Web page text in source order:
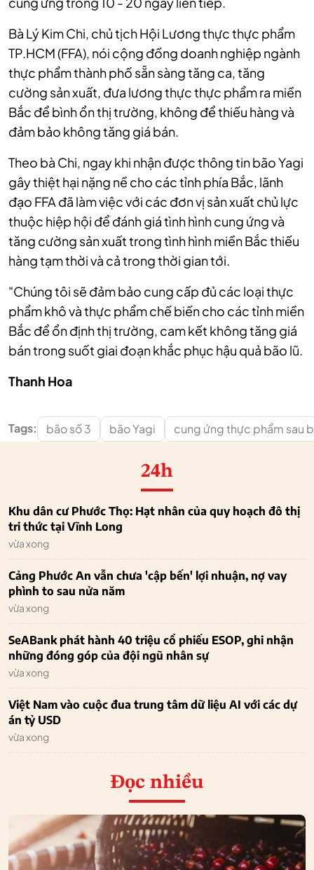
Bà Lý Kim Chi, chủ tịch Hội Lương thực thực phẩm
TP.HCM (FFA), nói cộng đồng doanh nghiệp ngành
thực phẩm thành phố sẵn sàng tăng ca, tăng
cường sản xuất, đưa lương thực thực phẩm ra miền
Bắc để bình ổn thị trường, không để thiếu hàng và
đảm bảo không tăng giá bán.
Theo bà Chi, ngay khi nhận được thông tin bão Yagi
gây thiệt hại nặng nề cho các tỉnh phía Bắc, lãnh
đạo FFA đã làm việc với các đơn vị sản xuất chủ lực
thuộc hiệp hội để đánh giá tình hình cung ứng và
tăng cường sản xuất trong tình hình miền Bắc thiếu
hàng tạm thời và cả trong thời gian tới.
"Chúng tôi sẽ đảm bảo cung cấp đủ các loại thực
phẩm khô và thực phẩm chế biến cho các tỉnh miền
Bắc để ổn định thị trường, cam kết không tăng giá
bán trong suốt giai đoạn khắc phục hậu quả bão lũ.
Thanh Hoa
Tags: bão số 3 bão Yagi cung ứng thực phẩm sau
24h
Khu dân cư Phước Thọ: Hạt nhân của quy hoạch đô thị
tri thức tại Vĩnh Long
vừa xong
Cảng Phước An vẫn chưa 'cập bến' lợi nhuận, nợ vay
phình to sau nửa năm
vừa xong
SeABank phát hành 40 triệu cổ phiếu ESOP, ghi nhận
những đóng góp của đội ngũ nhân sự
vừa xong
Việt Nam vào cuộc đua trung tâm dữ liệu AI với các dự
án tỷ USD
vừa xong
Đọc nhiều